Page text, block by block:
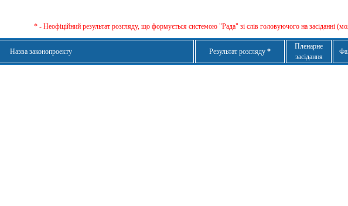
* - Неофіційний результат розгляду, що формується сиcтемою "Рада" зі слів головуючого на засіданні
Назва законопроекту Результат розгляду *
Пленарне
засідання